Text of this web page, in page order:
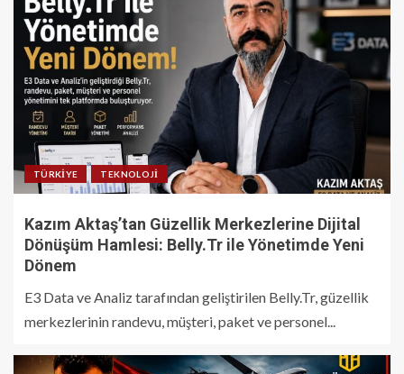
TÜRKIYE TEKNOLOJI
Kazım Aktaş’tan Güzellik Merkezlerine Dijital
Dönüşüm Hamlesi: Belly.Tr ile Yönetimde Yeni
Dönem
E3 Data ve Analiz tarafından geliştirilen Belly.Tr, güzellik
merkezlerinin randevu, müşteri, paket ve personel...